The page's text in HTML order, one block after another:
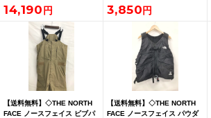
14,190 3,850
【送料無料】◇THE NORTH
FACE ノースフェイス ビブパ
【送料無料】◇THE NORTH
FACE ノースフェイス パウダ